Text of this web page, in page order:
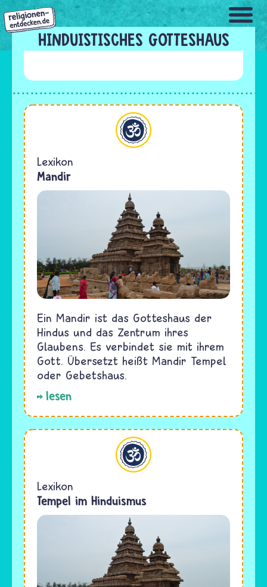
Direkt
zum
Inhalt
HINDUISTISCHES GOTTESHAUS
Hinduismus
Lexikon
Mandir
Ein Mandir ist das Gotteshaus der
Hindus und das Zentrum ihres
Glaubens. Es verbindet sie mit ihrem
Gott. Übersetzt heißt Mandir Tempel
oder Gebetshaus.
lesen
Hinduismus
Lexikon
Tempel im Hinduismus